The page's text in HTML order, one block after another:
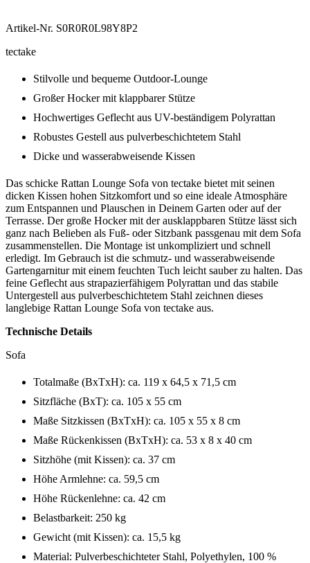
Artikel-Nr. S0R0R0L98Y8P2
tectake
Stilvolle und bequeme Outdoor-Lounge
Großer Hocker mit klappbarer Stütze
Hochwertiges Geflecht aus UV-beständigem Polyrattan
Robustes Gestell aus pulverbeschichtetem Stahl
Dicke und wasserabweisende Kissen
Das schicke Rattan Lounge Sofa von tectake bietet mit seinen
dicken Kissen hohen Sitzkomfort und so eine ideale Atmosphäre
zum Entspannen und Plauschen in Deinem Garten oder auf der
Terrasse. Der große Hocker mit der ausklappbaren Stütze lässt sich
ganz nach Belieben als Fuß- oder Sitzbank passgenau mit dem Sofa
zusammenstellen. Die Montage ist unkompliziert und schnell
erledigt. Im Gebrauch ist die schmutz- und wasserabweisende
Gartengarnitur mit einem feuchten Tuch leicht sauber zu halten. Das
feine Geflecht aus strapazierfähigem Polyrattan und das stabile
Untergestell aus pulverbeschichtetem Stahl zeichnen dieses
langlebige Rattan Lounge Sofa von tectake aus.
Technische Details
Sofa
Totalmaße (BxTxH): ca. 119 x 64,5 x 71,5 cm
Sitzfläche (BxT): ca. 105 x 55 cm
Maße Sitzkissen (BxTxH): ca. 105 x 55 x 8 cm
Maße Rückenkissen (BxTxH): ca. 53 x 8 x 40 cm
Sitzhöhe (mit Kissen): ca. 37 cm
Höhe Armlehne: ca. 59,5 cm
Höhe Rückenlehne: ca. 42 cm
Belastbarkeit: 250 kg
Gewicht (mit Kissen): ca. 15,5 kg
Material: Pulverbeschichteter Stahl, Polyethylen, 100 %